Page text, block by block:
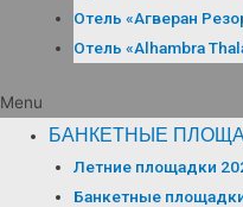
Отель «Агверан
Отель «Alhambra
Menu
БАНКЕТНЫЕ
Летние площадки
Банкетные